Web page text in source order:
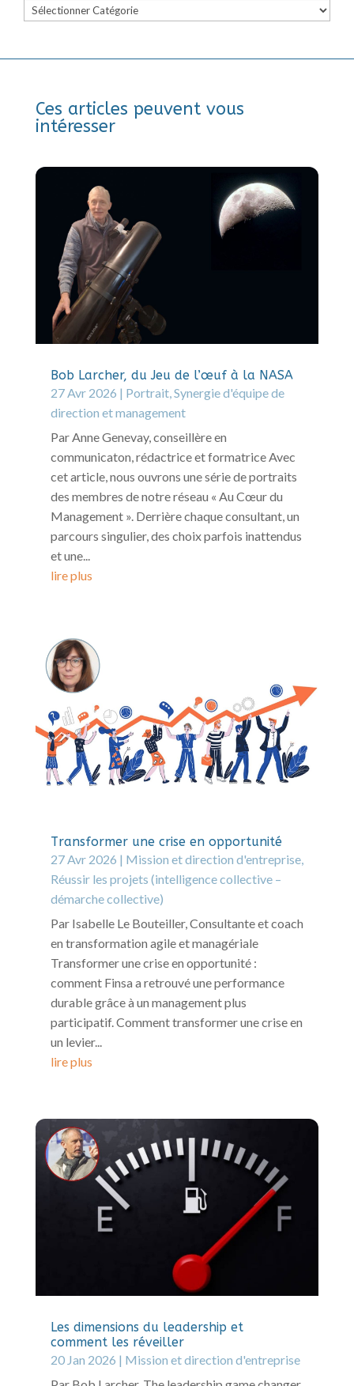
Catégories
Ces articles peuvent vous
intéresser
Bob Larcher, du Jeu de l’œuf à la NASA
27 Avr 2026 | Portrait,Synergie d'équipe de
direction et management
Par Anne Genevay, conseillère en
communicaton, rédactrice et formatrice Avec
cet article, nous ouvrons une série de portraits
des membres de notre réseau « Au Cœur du
Management ». Derrière chaque consultant, un
parcours singulier, des choix parfois inattendus
et une...
lire plus
Transformer une crise en opportunité
27 Avr 2026 | Mission et direction d'entreprise,
Réussir les projets (intelligence collective –
démarche collective)
Par Isabelle Le Bouteiller, Consultante et coach
en transformation agile et managériale
Transformer une crise en opportunité :
comment Finsa a retrouvé une performance
durable grâce à un management plus
participatif. Comment transformer une crise en
un levier...
lire plus
Les dimensions du leadership et
comment les réveiller
20 Jan 2026 | Mission et direction d'entreprise